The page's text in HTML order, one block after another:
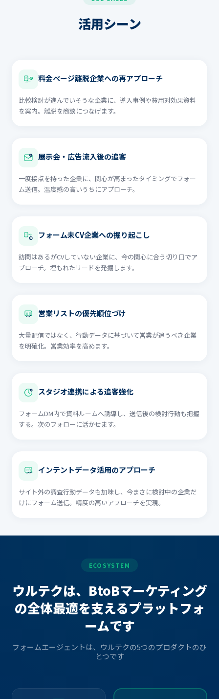
活用シーン
料金ページ離脱企業への再アプローチ
比較検討が進んでいそうな企業に、導入事例や費用対効果資料
を案内。離脱を商談につなげます。
展示会・広告流入後の追客
一度接点を持った企業に、関心が高まったタイミングでフォー
ム送信。温度感の高いうちにアプローチ。
フォーム未CV企業への掘り起こし
訪問はあるがCVしていない企業に、今の関心に合う切り口でア
プローチ。埋もれたリードを発掘します。
営業リストの優先順位づけ
大量配信ではなく、行動データに基づいて営業が追うべき企業
を明確化。営業効率を高めます。
スタジオ連携による追客強化
フォームDM内で資料ルームへ誘導し、送信後の検討行動も把握
する。次のフォローに活かせます。
インテントデータ活用のアプローチ
サイト外の調査行動データも加味し、今まさに検討中の企業だ
けにフォーム送信。精度の高いアプローチを実現。
ECOSYSTEM
ウルテクは、BtoBマーケティング
の全体最適を支えるプラットフォ
ームです
フォームエージェントは、ウルテクの5つのプロダクトのひ
とつです